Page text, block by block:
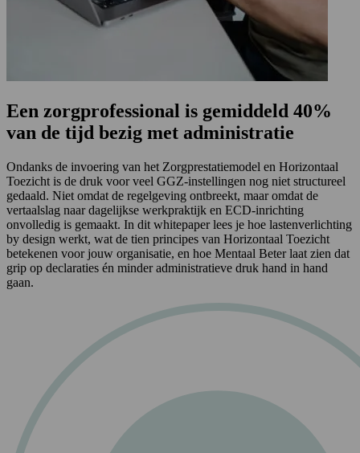
Een zorgprofessional is gemiddeld 40%
van de tijd bezig met administratie
Ondanks de invoering van het Zorgprestatiemodel en Horizontaal
Toezicht is de druk voor veel GGZ-instellingen nog niet structureel
gedaald. Niet omdat de regelgeving ontbreekt, maar omdat de
vertaalslag naar dagelijkse werkpraktijk en ECD-inrichting
onvolledig is gemaakt. In dit whitepaper lees je hoe lastenverlichting
by design werkt, wat de tien principes van Horizontaal Toezicht
betekenen voor jouw organisatie, en hoe Mentaal Beter laat zien dat
grip op declaraties én minder administratieve druk hand in hand
gaan.